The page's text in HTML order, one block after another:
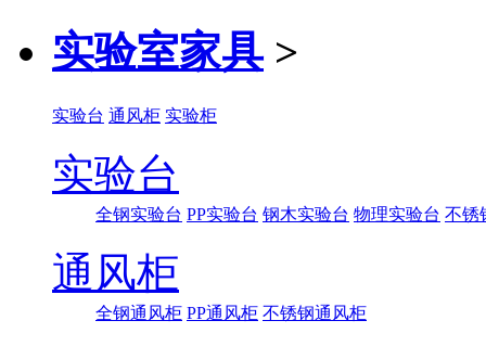
实验室家具 >
实验台 通风柜 实验柜
实验台
全钢实验台 PP实验台 钢木实验台 物理实验台 不锈
通风柜
全钢通风柜 PP通风柜 不锈钢通风柜